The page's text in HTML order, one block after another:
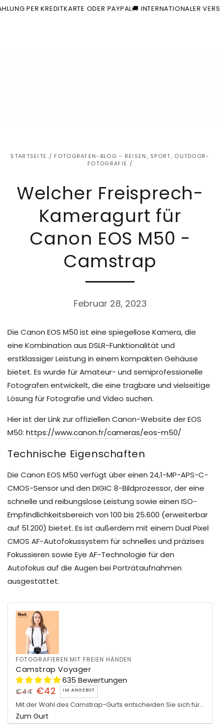
ZUM INHALT
SPRINGEN
PER KREDITKARTE ODER PAYPAL🚚 INTERNATIONALER
STARTSEITE / FOTOGRAFEN-BLOG - REISEN, SPORT, OUTDOOR-
FOTOGRAFIE /
Welcher Freisprech-
Kameragurt für
Canon EOS M50 -
Camstrap
Februar 28, 2023
Die Canon EOS M50 ist eine spiegellose Kamera, die
eine Kombination aus DSLR-Funktionalität und
erstklassiger Leistung in einem kompakten Gehäuse
bietet. Es wurde für Amateur- und semiprofessionelle
Fotografen entwickelt, die eine tragbare und vielseitige
Lösung für Fotografie und Video suchen.
Hier ist der Link zur offiziellen Canon-Website der EOS
M50: https://www.canon.fr/cameras/eos-m50/
Technische Eigenschaften
Die Canon EOS M50 verfügt über einen 24,1-MP-APS-C-
CMOS-Sensor und den DIGIC 8-Bildprozessor, der eine
schnelle und reibungslose Leistung sowie einen ISO-
Empfindlichkeitsbereich von 100 bis 25.600 (erweiterbar
auf 51.200) bietet. Es ist außerdem mit einem Dual Pixel
CMOS AF-Autofokussystem für schnelles und präzises
Fokussieren sowie Eye AF-Technologie für den
Autofokus auf die Augen bei Porträtaufnahmen
ausgestattet.
FOTOGRAFIEREN MIT FREIEN HÄNDEN
Camstrap Voyager
635 Bewertungen
Regulärer
Preis
€44
Verkaufspreis
€42 IM ANGEBOT
Mit der Wahl des Camstrap-Gurts entscheiden Sie sich für ein Qualitätsprodukt, das auf die...
Zum Gurt
Ähnliche Produkte